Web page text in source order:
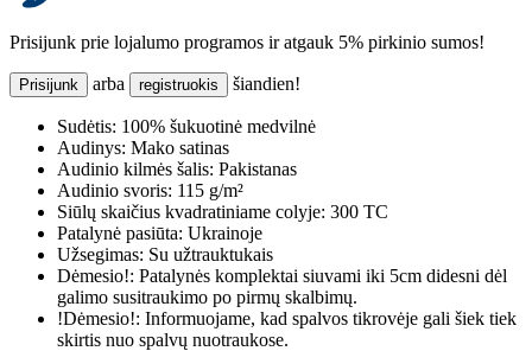
Prisijunk prie lojalumo programos ir atgauk 5% pirkinio sumos!
Prisijunk arba registruokis šiandien!
Sudėtis: 100% šukuotinė medvilnė
Audinys: Mako satinas
Audinio kilmės šalis: Pakistanas
Audinio svoris: 115 g/m²
Siūlų skaičius kvadratiniame colyje: 300 TC
Patalynė pasiūta: Ukrainoje
Užsegimas: Su užtrauktukais
Dėmesio!: Patalynės komplektai siuvami iki 5cm didesni dėl
galimo susitraukimo po pirmų skalbimų.
!Dėmesio!: Informuojame, kad spalvos tikrovėje gali šiek tiek
skirtis nuo spalvų nuotraukose.